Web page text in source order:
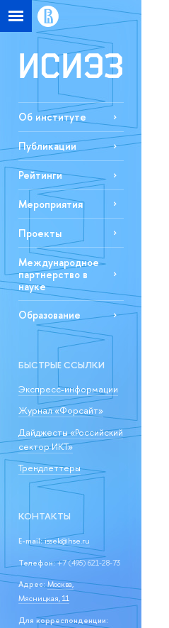
Об институте
Публикации
Рейтинги
Мероприятия
Проекты
Международное
партнерство в
науке
Образование
БЫСТРЫЕ ССЫЛКИ
Экспресс-информации
Журнал «Форсайт»
Дайджесты «Российский
сектор ИКТ»
Трендлеттеры
КОНТАКТЫ
E-mail:issek@hse.ru
Телефон:+7 (495) 621-28-73
Адрес: Москва,
Мясницкая, 11
Для корреспонденции: